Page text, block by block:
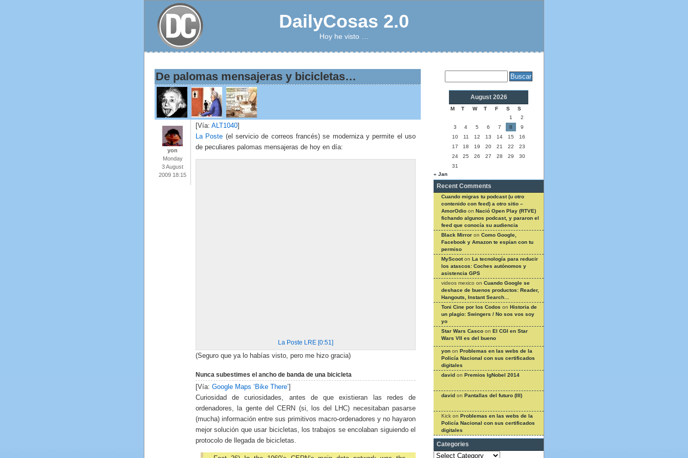
DailyCosas 2.0
Hoy he visto …
De palomas mensajeras y bicicletas…
yon
Monday
3 August
2009 18:15
[Vía: ALT1040]
La Poste (el servicio de correos francés) se moderniza y permite el uso
de peculiares palomas mensajeras de hoy en día:
La Poste LRE [0:51]
(Seguro que ya lo habías visto, pero me hizo gracia)
Nunca subestimes el ancho de banda de una bicicleta
[Vía: Google Maps ‘Bike There’]
Curiosidad de curiosidades, antes de que existieran las redes de
ordenadores, la gente del CERN (si, los del LHC) necesitaban pasarse
(mucha) información entre sus primitivos macro-ordenadores y no hayaron
mejor solución que usar bicicletas, los trabajos se encolaban siguiendo el
protocolo de llegada de bicicletas.
August 2026
M T W T F S
S
1
2
3
4 5 6 7 8
9
10
11 12 13 14 15
16
17
18 19 20 21 22
23
24
25 26 27 28 29
30
31
« Jan
Recent Comments
Cuando migras tu podcast (u otro
contenido con feed) a otro sitio –
AmorOdio on Nació Open Play (RTVE)
fichando algunos podcast, y pararon el
feed que conocía su audiencia
Black Mirror on Como Google,
Facebook y Amazon te espían con tu
permiso
MyScooton La tecnología para reducir
los atascos: Coches autónomos y
asistencia GPS
videos mexico on Cuando Google se
deshace de buenos productos: Reader,
Hangouts, Instant Search…
Toni Cine por los Codos on Historia de
un plagio: Swingers / No sos vos soy
yo
Star Wars Casco on El CGI en Star
Wars VII es del bueno
yon on Problemas en las webs de la
Policía Nacional con sus certificados
digitales
david on Premios IgNobel 2014
david on Pantallas del futuro (III)
Kick on Problemas en las webs de la
Policía Nacional con sus certificados
digitales
Categories
Categories